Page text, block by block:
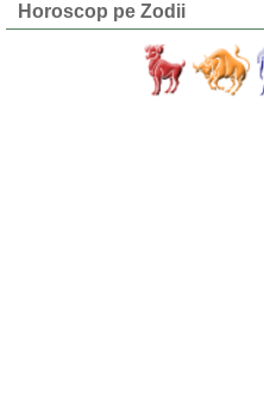
Horoscop pe Zodii